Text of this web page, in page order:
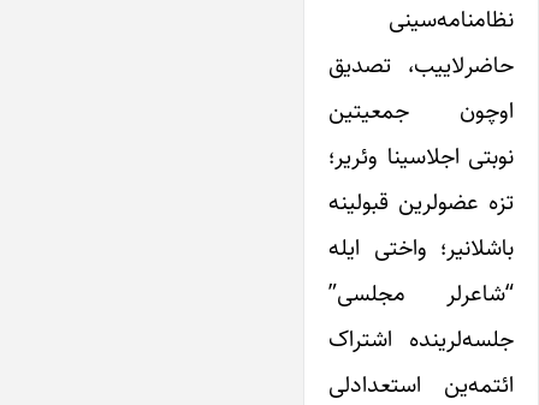
نظامنامه‌سینی
حاضرلاییب، تصدیق
اوچون جمعیتین
نوبتی اجلاسینا وئریر؛
تزه عضولرین قبولینه
باشلانیر؛ واختی ایله
“شاعرلر مجلسی”
جلسه‌لرینده اشتراک
ائتمه‌ین استعدادلی